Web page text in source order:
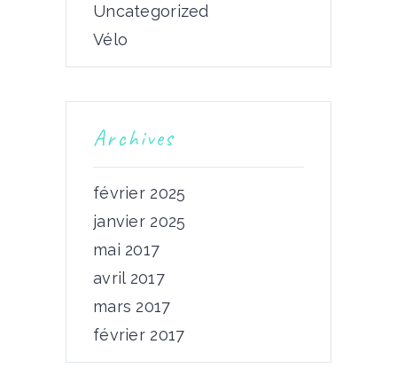
Uncategorized
Vélo
Archives
février 2025
janvier 2025
mai 2017
avril 2017
mars 2017
février 2017